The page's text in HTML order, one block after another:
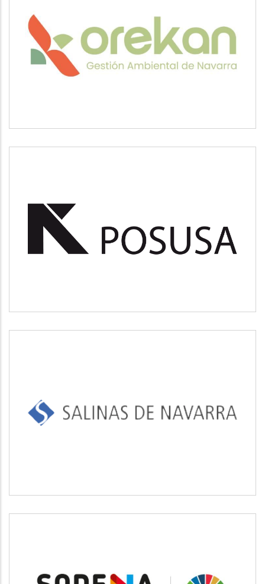
OREKAN
Medio ambiente
Medio ambiente
SALINAS DE NAVARRA